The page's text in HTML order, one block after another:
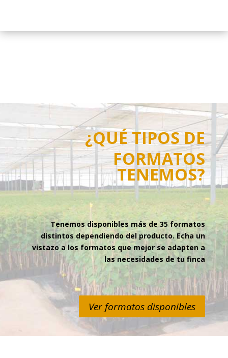
¿QUÉ TIPOS DE
FORMATOS
TENEMOS?
Tenemos disponibles más de 35 formatos
distintos dependiendo del producto. Echa un
vistazo a los formatos que mejor se adapten a
las necesidades de tu finca
Ver formatos disponibles